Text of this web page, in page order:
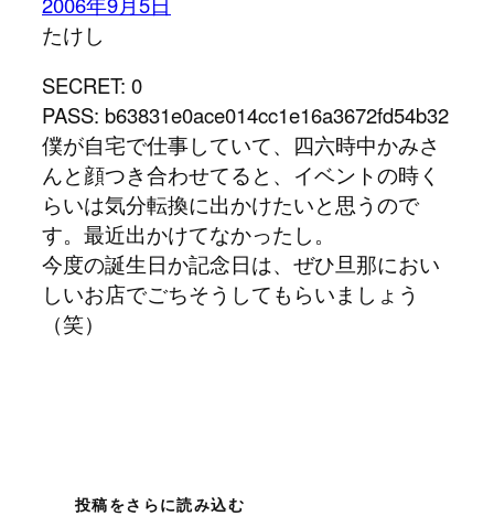
たけし
SECRET: 0
PASS: b63831e0ace014cc1e16a3672fd54b32
僕が自宅で仕事していて、四六時中かみさ
んと顔つき合わせてると、イベントの時く
らいは気分転換に出かけたいと思うので
す。最近出かけてなかったし。
今度の誕生日か記念日は、ぜひ旦那におい
しいお店でごちそうしてもらいましょう
（笑）
投稿をさらに読み込む